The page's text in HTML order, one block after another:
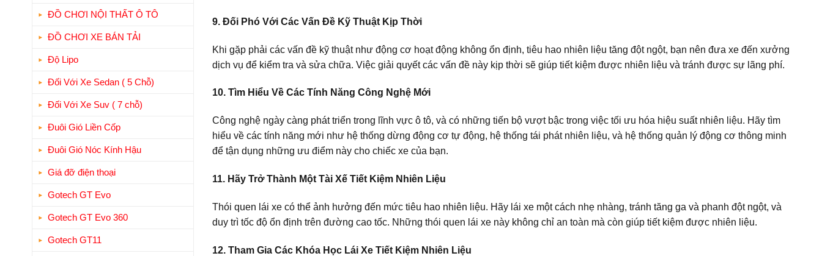
ĐỒ CHƠI NỘI THẤT Ô TÔ
ĐỒ CHƠI XE BÁN TẢI
Độ Lipo
Đối Với Xe Sedan ( 5 Chỗ)
Đối Với Xe Suv ( 7 chỗ)
Đuôi Gió Liền Cốp
Đuôi Gió Nóc Kính Hậu
Giá đỡ điện thoại
Gotech GT Evo
Gotech GT Evo 360
Gotech GT11
9. Đối Phó Với Các Vấn Đề Kỹ Thuật Kịp Thời
Khi gặp phải các vấn đề kỹ thuật như động cơ hoạt động không ổn định, tiêu hao nhiên liệu tăng đột ngột, bạn nên đưa xe đến xưởng
dịch vụ để kiểm tra và sửa chữa. Việc giải quyết các vấn đề này kịp thời sẽ giúp tiết kiệm được nhiên liệu và tránh được sự lãng phí.
10. Tìm Hiểu Về Các Tính Năng Công Nghệ Mới
Công nghệ ngày càng phát triển trong lĩnh vực ô tô, và có những tiến bộ vượt bậc trong việc tối ưu hóa hiệu suất nhiên liệu. Hãy tìm
hiểu về các tính năng mới như hệ thống dừng động cơ tự động, hệ thống tái phát nhiên liệu, và hệ thống quản lý động cơ thông minh
để tận dụng những ưu điểm này cho chiếc xe của bạn.
11. Hãy Trở Thành Một Tài Xế Tiết Kiệm Nhiên Liệu
Thói quen lái xe có thể ảnh hưởng đến mức tiêu hao nhiên liệu. Hãy lái xe một cách nhẹ nhàng, tránh tăng ga và phanh đột ngột, và
duy trì tốc độ ổn định trên đường cao tốc. Những thói quen lái xe này không chỉ an toàn mà còn giúp tiết kiệm được nhiên liệu.
12. Tham Gia Các Khóa Học Lái Xe Tiết Kiệm Nhiên Liệu